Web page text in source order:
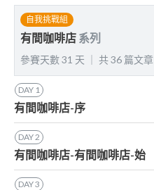
自我挑戰組
有間咖啡店 系列
參賽天數31 天 共36 篇文章
DAY 1
有間咖啡店-序
DAY2
有間咖啡店-有間咖啡店-始
DAY3